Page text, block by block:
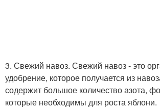
3. Свежий навоз. Свежий навоз - это
удобрение, которое получается из
содержит большое количество азота,
которые необходимы для роста яблони.